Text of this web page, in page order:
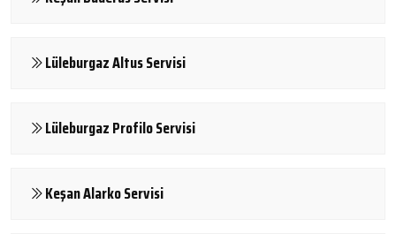
Lüleburgaz Altus Servisi
Lüleburgaz Profilo Servisi
Keşan Alarko Servisi